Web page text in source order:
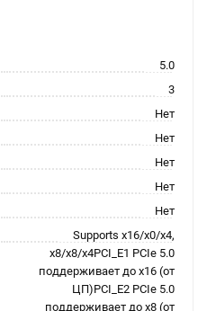
5.0
3
Нет
Нет
Нет
Нет
Нет
Supports x16/x0/x4,
x8/x8/x4PCI_E1 PCIe 5.0
поддерживает до x16 (от
ЦП)PCI_E2 PCIe 5.0
поддерживает до x8 (от